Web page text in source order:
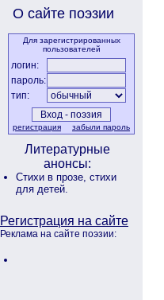
О сайте поэзии
Для зарегистрированных
пользователей
логин:
пароль:
тип:
регистрация забыли пароль
Литературные
анонсы:
Стихи в прозе, стихи
для детей.
Регистрация на сайте
Реклама на сайте поэзии: